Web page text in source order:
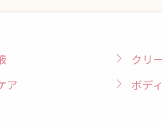
クリ
ア
ボデ